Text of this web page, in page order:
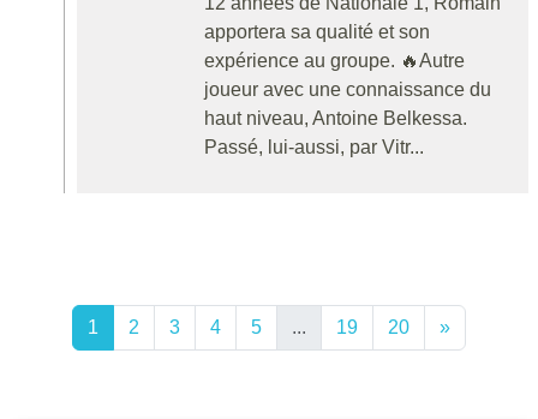
apportera sa qualité et son
expérience au groupe. 🔥Autre
joueur avec une connaissance du
haut niveau, Antoine Belkessa.
Passé, lui-aussi, par Vitr...
1 2 3 4 5 ... 19 20 »